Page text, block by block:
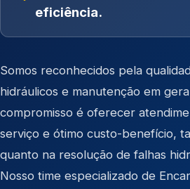
eficiência.
Somos reconhecidos pela
hidráulicos e manutenção em
compromisso é oferecer
serviço e ótimo custo-benefício,
quanto na resolução de falhas
Nosso time especializado de